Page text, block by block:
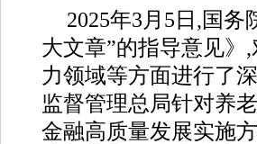
2025年3月5日,国
大文章”的指导意见》
力领域等方面进行了
监督管理总局针对养
金融高质量发展实施